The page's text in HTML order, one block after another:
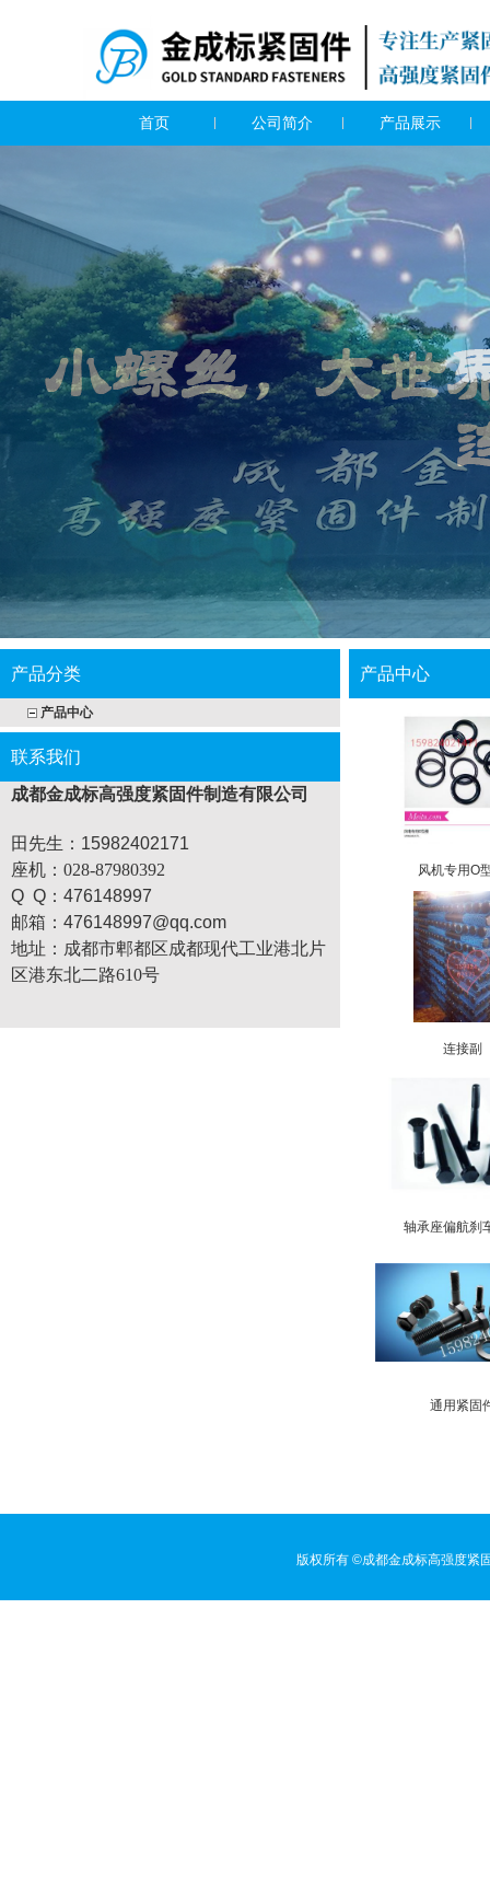
首页 公司简介 产品展示
产品分类
产品中心
联系我们
成都金成标高强度紧固件制造有限公司
田先生：15982402171
座机 ：028-87980392
Q Q：476148997
邮箱：476148997@qq.com
地址： 成都市郫都区成都现代工业港北片
区港东北二路610号
产品中心
风机专用O
连接副
轴承座偏航刹
通用紧固
版权所有 ©成都金成标高强度紧